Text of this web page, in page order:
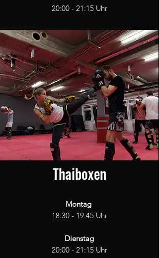
20:00 - 21:15 Uhr
Thaiboxen
Montag
18:30 - 19:45 Uhr
Dienstag
20:00 - 21:15 Uhr